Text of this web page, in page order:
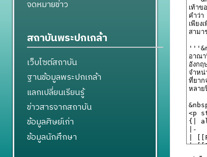
จดหมายข่าว
สถาบันพระปกเกล้า
เว็บไซต์สถาบัน
ฐานข้อมูลพระปกเกล้า
แลกเปลี่ยนเรียนรู้
ข่าวสารจากสถาบัน
ข้อมูลศิษย์เก่า
ข้อมูลนักศึกษา